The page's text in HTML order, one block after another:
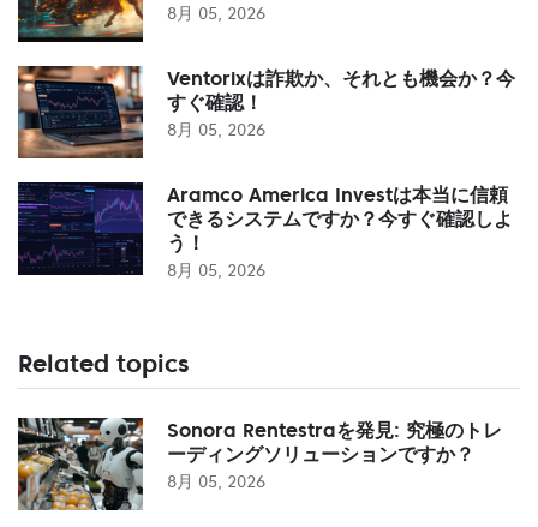
8月 05, 2026
Ventorixは詐欺か、それとも機会か？今
すぐ確認！
8月 05, 2026
Aramco America Investは本当に信頼
できるシステムですか？今すぐ確認しよ
う！
8月 05, 2026
Related topics
Sonora Rentestraを発見: 究極のトレ
ーディングソリューションですか？
8月 05, 2026